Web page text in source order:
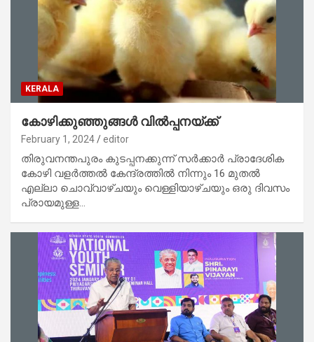
KERALA
കോഴിക്കുഞ്ഞുങ്ങൾ വിൽപ്പനയ്ക്ക്
February 1, 2024 editor
തിരുവനന്തപുരം കുടപ്പനക്കുന്ന് സർക്കാർ പ്രാദേശിക
കോഴി വളർത്തൽ കേന്ദ്രത്തിൽ നിന്നും 16 മുതൽ
എല്ലാ ചൊവ്വാഴ്ചയും വെള്ളിയാഴ്ചയും ഒരു ദിവസം
പ്രായമുള്ള…